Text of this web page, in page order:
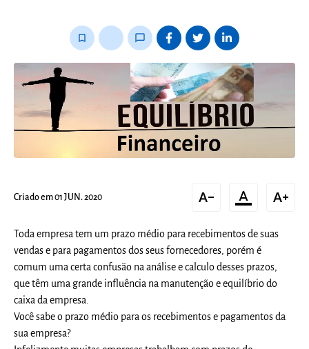
bookmark_border chat_bubble_outline
Criado em 01 JUN. 2020 text_decrease format_color_text text_increase
Toda empresa tem um prazo médio para recebimentos de suas
vendas e para pagamentos dos seus fornecedores, porém é
comum uma certa confusão na análise e calculo desses prazos,
que têm uma grande influência na manutenção e equilíbrio do
caixa da empresa.
Você sabe o prazo médio para os recebimentos e pagamentos da
sua empresa?